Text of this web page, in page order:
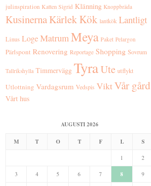
julinspiration Katten Sigrid Klänning Knoppbräda
KusinernaKärlekKök lantkök Lantligt
Linus LogeMatrumMeya Paket Pelargon
Pärlspont Renovering Reportage Shopping Sovrum
Tallrikshylla Timmervägg TyraUte utflykt
Utlottning Vardagsrum Vedspis ViktVår gård
Vårt hus
AUGUSTI 2026
M T O T F L S
1 2
3 4 5 6 7 8 9